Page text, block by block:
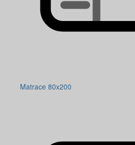
Matrace 80x200